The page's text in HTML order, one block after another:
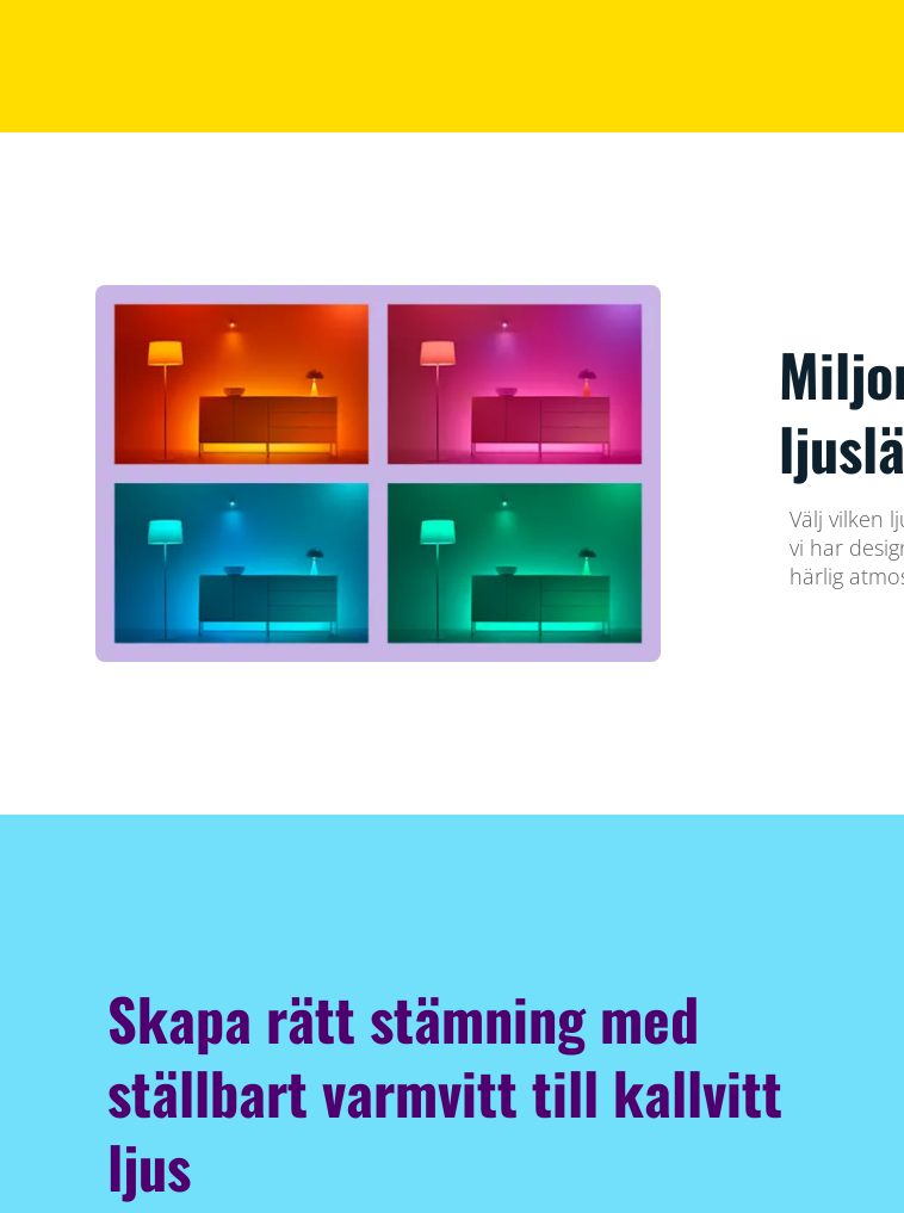
Välj vilken
vi har
härlig
Skapa rätt stämning med
ställbart varmvitt till kallvitt
ljus